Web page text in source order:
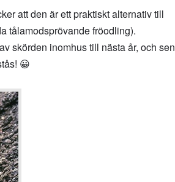
att den är ett praktiskt alternativ till
tålamodsprövande fröodling).
skörden inomhus till nästa år, och sen
😀